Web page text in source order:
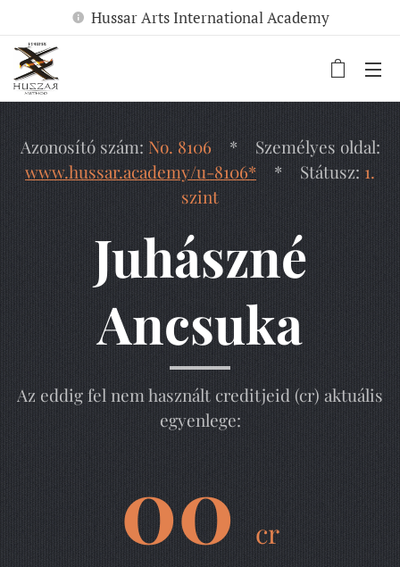
Hussar Arts International Academy
Azonosító szám: No. 8106 * Személyes oldal:
www.hussar.academy/u-8106* * Státusz: 1.
szint
Juhászné
Ancsuka
Az eddig fel nem használt creditjeid (cr) aktuális
egyenlege:
00 cr